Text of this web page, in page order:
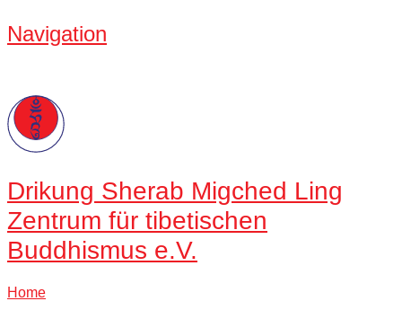
Navigation
Drikung Sherab Migched Ling
Zentrum für tibetischen
Buddhismus e.V.
Home